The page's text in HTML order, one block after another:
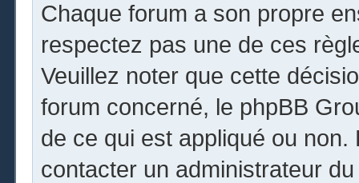
Chaque forum a son propre
respectez pas une de ces
Veuillez noter que cette
forum concerné, le phpBB
de ce qui est appliqué ou non.
contacter un administrateur